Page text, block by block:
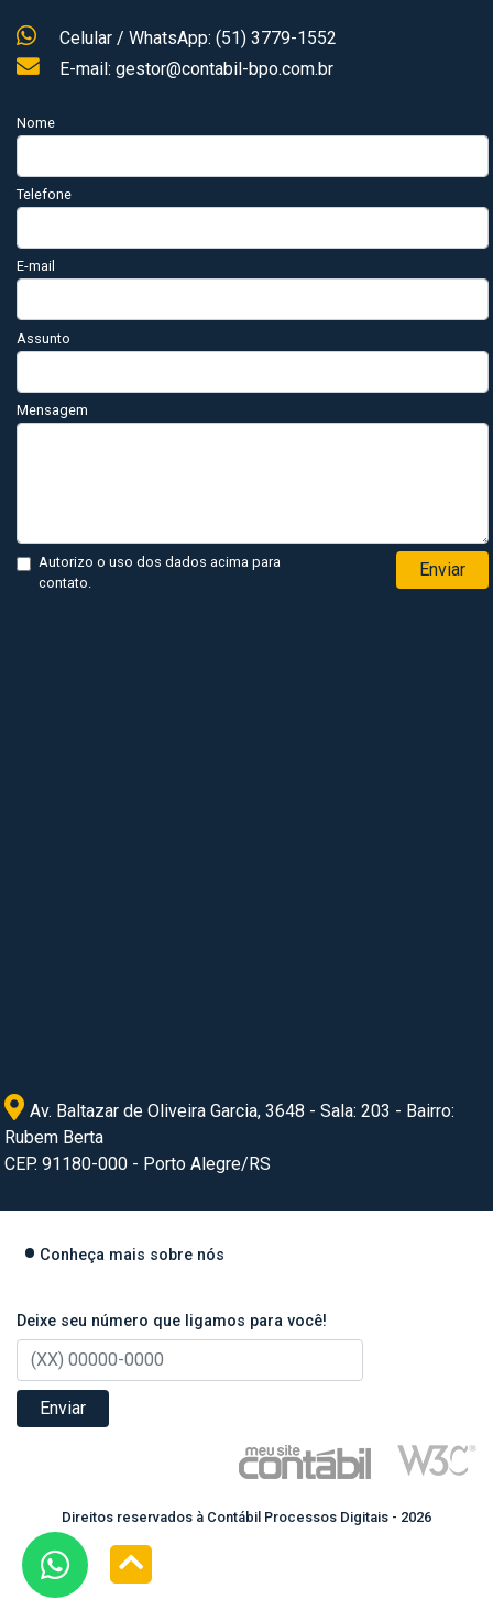
Celular / WhatsApp: (51) 3779-1552
E-mail: gestor@contabil-bpo.com.br
Nome
Telefone
E-mail
Assunto
Mensagem
Autorizo o uso dos dados acima para
contato.
Enviar
Av. Baltazar de Oliveira Garcia, 3648 - Sala: 203 - Bairro:
Rubem Berta
CEP. 91180-000 - Porto Alegre/RS
Conheça mais sobre nós
Deixe seu número que ligamos para você!
Enviar
Direitos reservados à Contábil Processos Digitais - 2026